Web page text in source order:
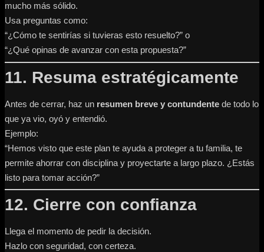
mucho más sólido.
Usa preguntas como:
“¿Cómo te sentirías si tuvieras esto resuelto?” o
“¿Qué opinas de avanzar con esta propuesta?”
11. Resuma estratégicamente
Antes de cerrar, haz un resumen breve y contundente de todo lo
que ya vio, oyó y entendió.
Ejemplo:
“Hemos visto que este plan te ayuda a proteger a tu familia, te
permite ahorrar con disciplina y proyectarte a largo plazo. ¿Estás
listo para tomar acción?”
12. Cierre con confianza
Llega el momento de pedir la decisión.
Hazlo con seguridad, con certeza.